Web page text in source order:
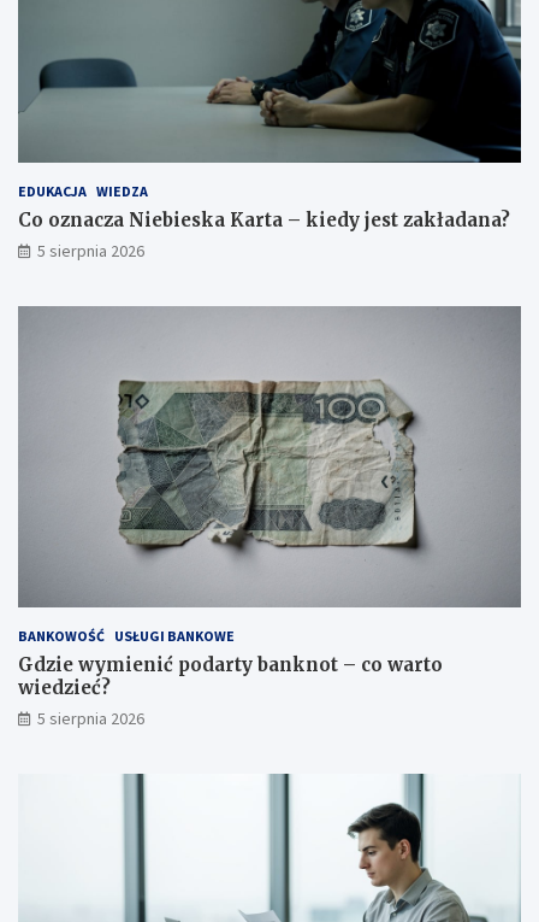
EDUKACJA WIEDZA
Co oznacza Niebieska Karta – kiedy jest zakładana?
5 sierpnia 2026
BANKOWOŚĆ USŁUGI BANKOWE
Gdzie wymienić podarty banknot – co warto
wiedzieć?
5 sierpnia 2026